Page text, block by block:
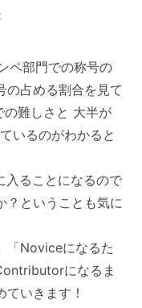
ペ部門での称号の
の占める割合を見て
難しさと 大半が
いるのがわかると
ることになるので
？ということも気に
「Noviceになるた
になるま
いきます！